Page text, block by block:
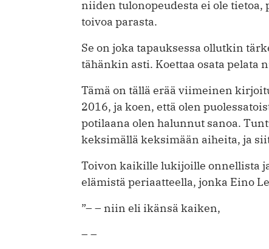
niiden tulonopeudesta ei ole tietoa,
toivoa parasta.
Se on joka tapauksessa ollutkin
tähänkin asti. Koettaa osata
Tämä on tällä erää viimeinen
2016, ja koen, että olen
potilaana olen halunnut sanoa.
keksimällä keksimään aiheita, ja
Toivon kaikille lukijoille onnellista
elämistä periaatteella, jonka Eino
”– – niin eli ikänsä kaiken,
– –